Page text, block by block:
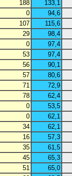
188
133,1
0
94,6
107
115,6
29
98,4
0
97,4
53
97,4
56
90,1
57
80,6
71
72,9
78
62,4
0
53,5
0
62,1
34
62,1
16
57,3
35
61,5
45
65,3
51
65,0